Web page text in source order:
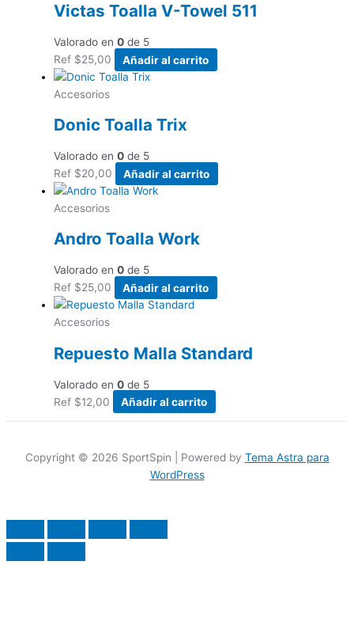
Victas Toalla V-Towel 511
Valorado en 0 de 5
Ref $25,00 Añadir al carrito
Accesorios
Donic Toalla Trix
Valorado en 0 de 5
Ref $20,00 Añadir al carrito
Accesorios
Andro Toalla Work
Valorado en 0 de 5
Ref $25,00 Añadir al carrito
Accesorios
Repuesto Malla Standard
Valorado en 0 de 5
Ref $12,00 Añadir al carrito
Copyright © 2026 SportSpin | Powered by Tema Astra para
WordPress